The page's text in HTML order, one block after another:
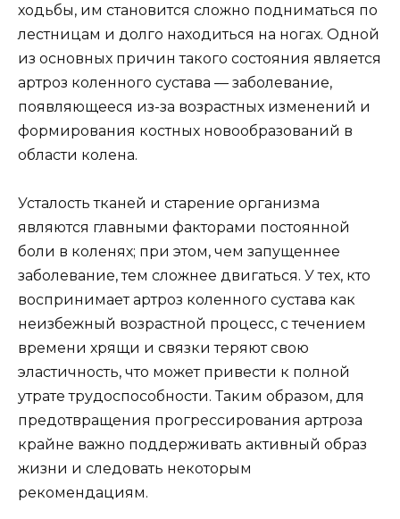
ходьбы, им становится сложно подниматься по
лестницам и долго находиться на ногах. Одной
из основных причин такого состояния является
артроз коленного сустава — заболевание,
появляющееся из-за возрастных изменений и
формирования костных новообразований в
области колена.
Усталость тканей и старение организма
являются главными факторами постоянной
боли в коленях; при этом, чем запущеннее
заболевание, тем сложнее двигаться. У тех, кто
воспринимает артроз коленного сустава как
неизбежный возрастной процесс, с течением
времени хрящи и связки теряют свою
эластичность, что может привести к полной
утрате трудоспособности. Таким образом, для
предотвращения прогрессирования артроза
крайне важно поддерживать активный образ
жизни и следовать некоторым
рекомендациям.